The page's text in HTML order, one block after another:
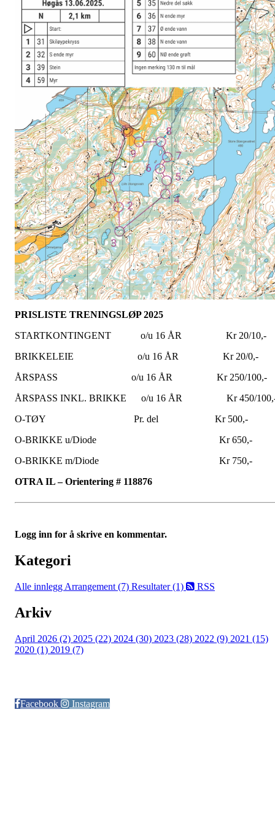
PRISLISTE TRENINGSLØP 2025
STARTKONTINGENT o/u 16 ÅR Kr 20/10,-
BRIKKELEIE o/u 16 ÅR Kr 20/0,-
ÅRSPASS o/u 16 ÅR Kr 250/100,-
ÅRSPASS INKL. BRIKKE o/u 16 ÅR Kr 450/
O-TØY Pr. del Kr 500,-
O-BRIKKE u/Diode Kr 650,-
O-BRIKKE m/Diode Kr 750,-
OTRA IL – Orientering # 118876
Logg inn for å skrive en kommentar.
Kategori
Alle innlegg Arrangement (7) Resultater (1) RSS
Arkiv
April 2026 (2) 2025 (22) 2024 (30) 2023 (28) 2022 (9) 2021 (15)
2020 (1) 2019 (7)
Facebook
Instagram